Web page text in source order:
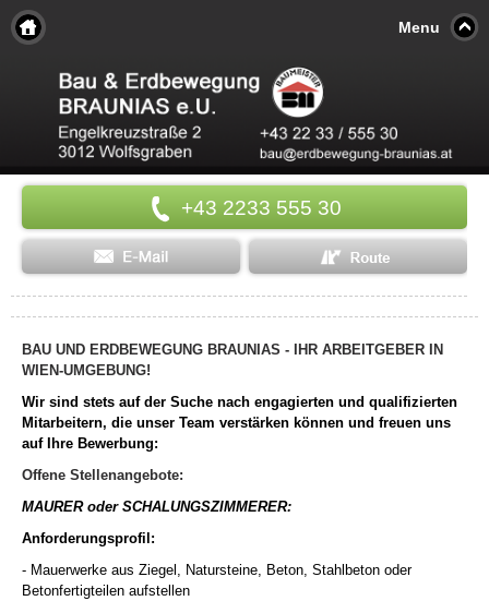
Menu
+43 2233 555 30
BAU UND ERDBEWEGUNG BRAUNIAS - IHR ARBEITGEBER IN
WIEN-UMGEBUNG!
Wir sind stets auf der Suche nach engagierten und qualifizierten
Mitarbeitern, die unser Team verstärken können und freuen uns
auf Ihre Bewerbung:
Offene Stellenangebote:
MAURER oder SCHALUNGSZIMMERER:
Anforderungsprofil:
- Mauerwerke aus Ziegel, Natursteine, Beton, Stahlbeton oder
Betonfertigteilen aufstellen